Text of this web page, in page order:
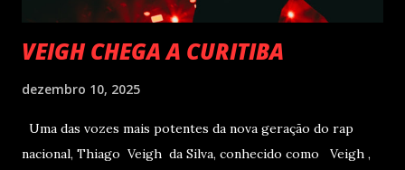
VEIGH CHEGA A CURITIBA
dezembro 10, 2025
Uma das vozes mais potentes da nova geração do rap
nacional, Thiago Veigh da Silva, conhecido como Veigh ,